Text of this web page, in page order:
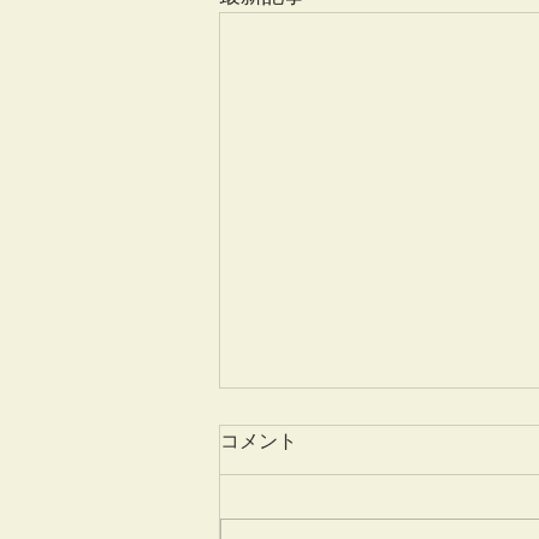
姫百合
コメント